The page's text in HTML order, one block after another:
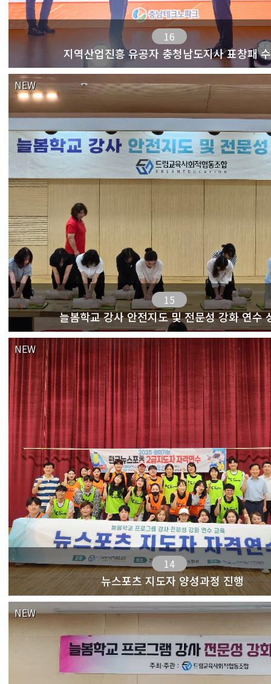
16
지역산업진흥 유공자 충청남도지사 표창패
NEW
15
늘봄학교 강사 안전지도 및 전문성 강화 연수
NEW
14
뉴스포츠 지도자 양성과정 진행
NEW